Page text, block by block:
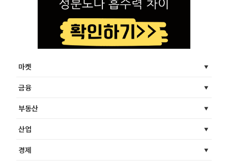
마켓
금융
부동산
산업
경제